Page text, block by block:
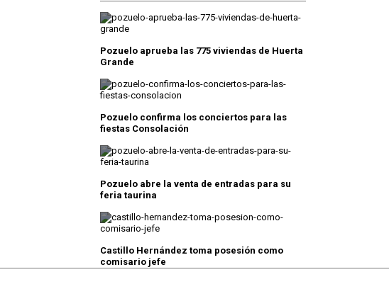
Pozuelo aprueba las 775 viviendas de Huerta
Grande
Pozuelo confirma los conciertos para las
fiestas Consolación
Pozuelo abre la venta de entradas para su
feria taurina
Castillo Hernández toma posesión como
comisario jefe